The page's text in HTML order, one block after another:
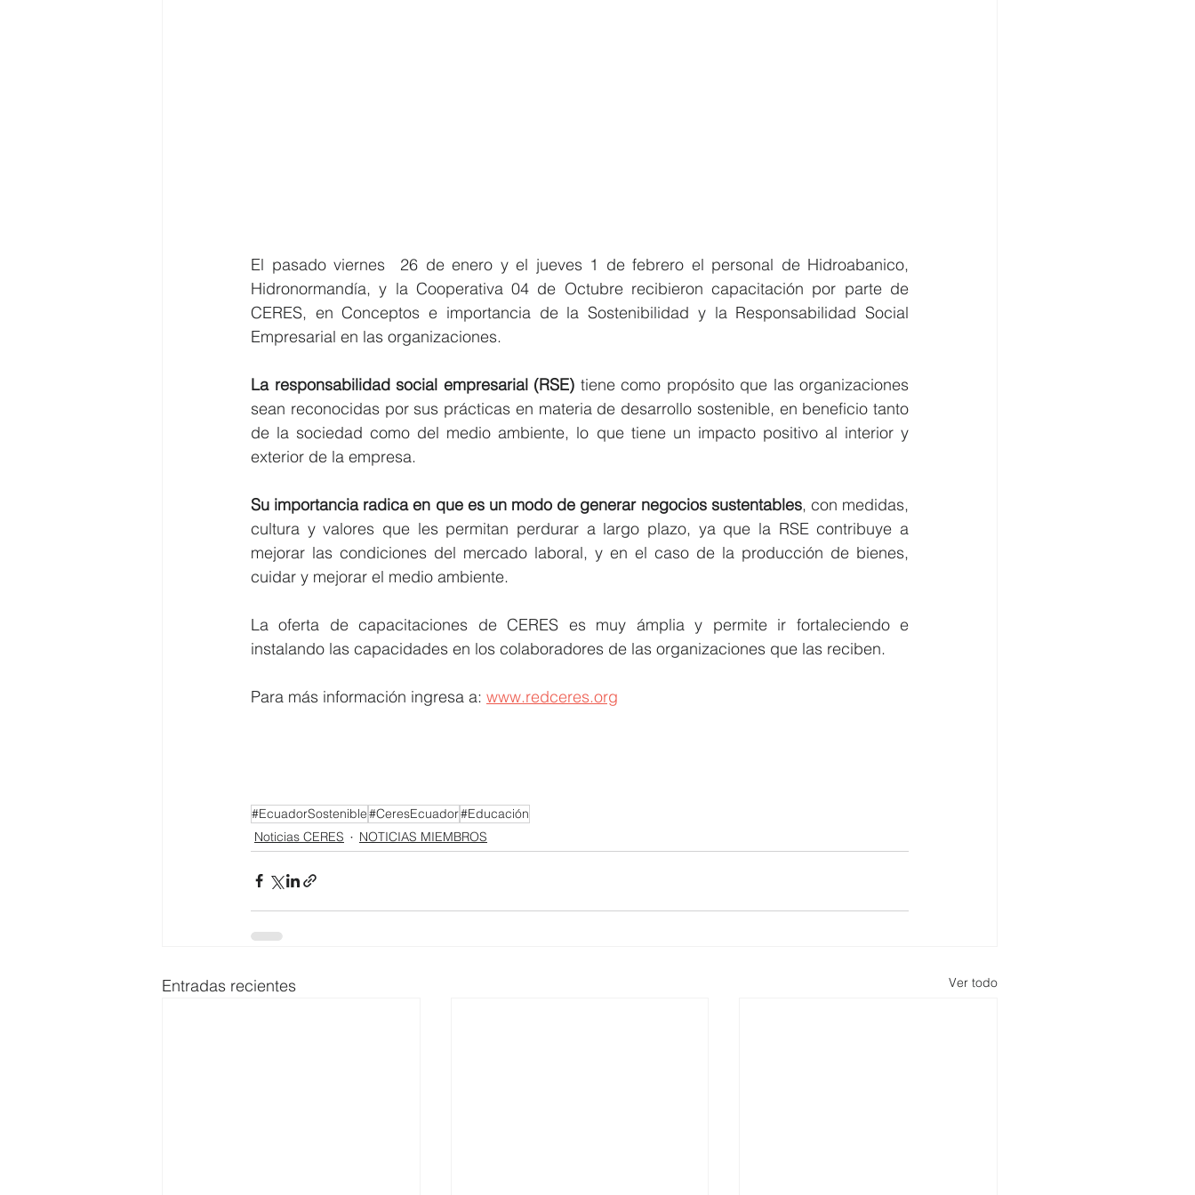
El pasado viernes  26 de enero y el jueves 1 de febrero el personal de Hidroabanico,
Hidronormandía, y la Cooperativa 04 de Octubre recibieron capacitación por parte de
CERES, en Conceptos e importancia de la Sostenibilidad y la Responsabilidad Social
Empresarial en las organizaciones.
La responsabilidad social empresarial (RSE) tiene como propósito que las organizaciones
sean reconocidas por sus prácticas en materia de desarrollo sostenible, en beneficio tanto
de la sociedad como del medio ambiente, lo que tiene un impacto positivo al interior y
exterior de la empresa.
Su importancia radica en que es un modo de generar negocios sustentables, con medidas,
cultura y valores que les permitan perdurar a largo plazo, ya que la RSE contribuye a
mejorar las condiciones del mercado laboral, y en el caso de la producción de bienes,
cuidar y mejorar el medio ambiente.
La oferta de capacitaciones de CERES es muy ámplia y permite ir fortaleciendo e
instalando las capacidades en los colaboradores de las organizaciones que las reciben.
Para más información ingresa a: www.redceres.org
#EcuadorSostenible#CeresEcuador#Educación
Noticias CERES
NOTICIAS MIEMBROS
Entradas recientes Ver todo